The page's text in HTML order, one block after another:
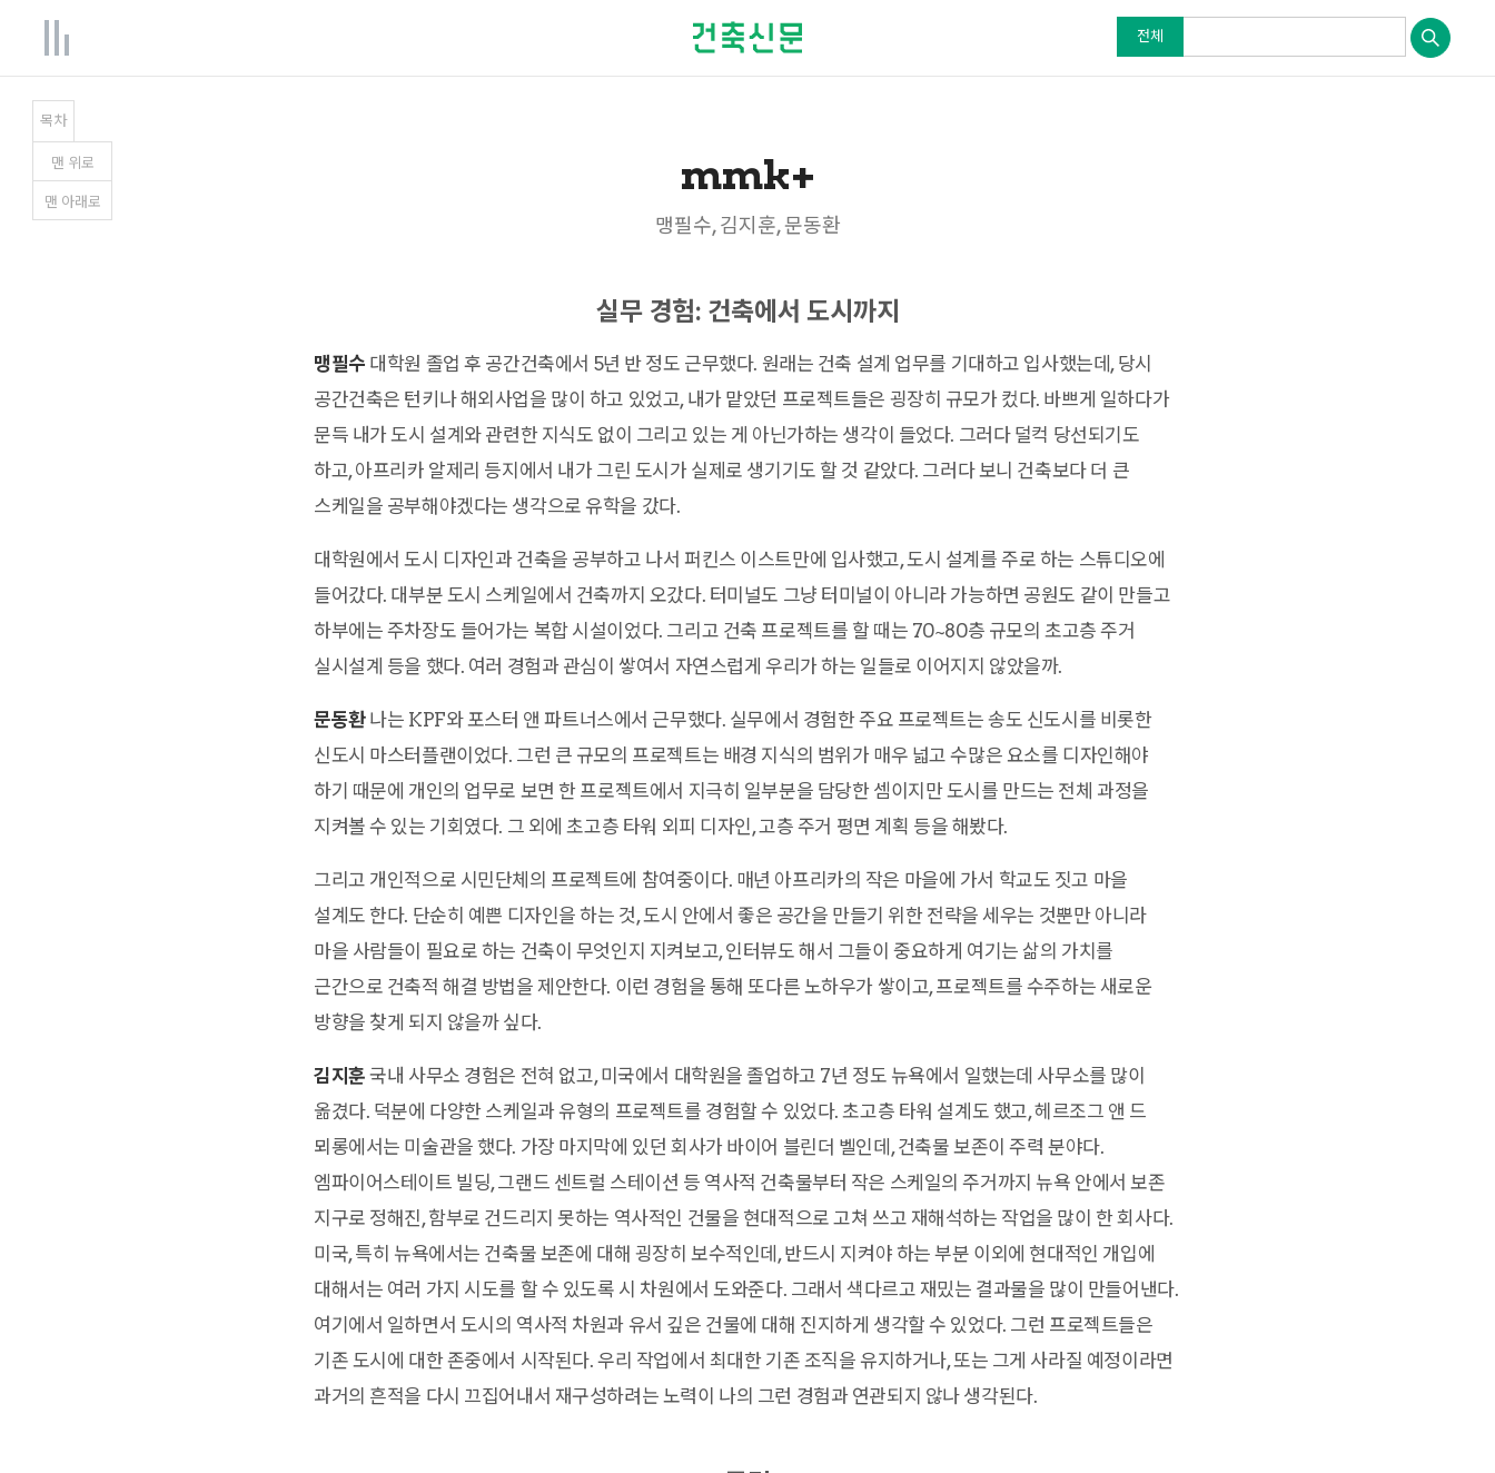
전체
목차
mmk+
맹필수, 김지훈, 문동환
실무 경험: 건축에서 도시까지
맹필수 대학원 졸업 후 공간건축에서 5년 반 정도 근무했다. 원래는 건축 설계 업무를 기대하고 입사했는데, 당시
공간건축은 턴키나 해외사업을 많이 하고 있었고, 내가 맡았던 프로젝트들은 굉장히 규모가 컸다. 바쁘게 일하다가
문득 내가 도시 설계와 관련한 지식도 없이 그리고 있는 게 아닌가하는 생각이 들었다. 그러다 덜컥 당선되기도
하고, 아프리카 알제리 등지에서 내가 그린 도시가 실제로 생기기도 할 것 같았다. 그러다 보니 건축보다 더 큰
스케일을 공부해야겠다는 생각으로 유학을 갔다.
대학원에서 도시 디자인과 건축을 공부하고 나서 퍼킨스 이스트만에 입사했고, 도시 설계를 주로 하는 스튜디오에
들어갔다. 대부분 도시 스케일에서 건축까지 오갔다. 터미널도 그냥 터미널이 아니라 가능하면 공원도 같이 만들고
하부에는 주차장도 들어가는 복합 시설이었다. 그리고 건축 프로젝트를 할 때는 70~80층 규모의 초고층 주거
실시설계 등을 했다. 여러 경험과 관심이 쌓여서 자연스럽게 우리가 하는 일들로 이어지지 않았을까.
문동환나는 KPF와 포스터 앤 파트너스에서 근무했다. 실무에서 경험한 주요 프로젝트는 송도 신도시를 비롯한
신도시 마스터플랜이었다. 그런 큰 규모의 프로젝트는 배경 지식의 범위가 매우 넓고 수많은 요소를 디자인해야
하기 때문에 개인의 업무로 보면 한 프로젝트에서 지극히 일부분을 담당한 셈이지만 도시를 만드는 전체 과정을
지켜볼 수 있는 기회였다. 그 외에 초고층 타워 외피 디자인, 고층 주거 평면 계획 등을 해봤다.
그리고 개인적으로 시민단체의 프로젝트에 참여중이다. 매년 아프리카의 작은 마을에 가서 학교도 짓고 마을
설계도 한다. 단순히 예쁜 디자인을 하는 것, 도시 안에서 좋은 공간을 만들기 위한 전략을 세우는 것뿐만 아니라
마을 사람들이 필요로 하는 건축이 무엇인지 지켜보고, 인터뷰도 해서 그들이 중요하게 여기는 삶의 가치를
근간으로 건축적 해결 방법을 제안한다. 이런 경험을 통해 또다른 노하우가 쌓이고, 프로젝트를 수주하는 새로운
방향을 찾게 되지 않을까 싶다.
김지훈 국내 사무소 경험은 전혀 없고, 미국에서 대학원을 졸업하고 7년 정도 뉴욕에서 일했는데 사무소를 많이
옮겼다. 덕분에 다양한 스케일과 유형의 프로젝트를 경험할 수 있었다. 초고층 타워 설계도 했고, 헤르조그 앤 드
뫼롱에서는 미술관을 했다. 가장 마지막에 있던 회사가 바이어 블린더 벨인데, 건축물 보존이 주력 분야다.
엠파이어스테이트 빌딩, 그랜드 센트럴 스테이션 등 역사적 건축물부터 작은 스케일의 주거까지 뉴욕 안에서 보존
지구로 정해진, 함부로 건드리지 못하는 역사적인 건물을 현대적으로 고쳐 쓰고 재해석하는 작업을 많이 한 회사다.
미국, 특히 뉴욕에서는 건축물 보존에 대해 굉장히 보수적인데, 반드시 지켜야 하는 부분 이외에 현대적인 개입에
대해서는 여러 가지 시도를 할 수 있도록 시 차원에서 도와준다. 그래서 색다르고 재밌는 결과물을 많이 만들어낸다.
여기에서 일하면서 도시의 역사적 차원과 유서 깊은 건물에 대해 진지하게 생각할 수 있었다. 그런 프로젝트들은
기존 도시에 대한 존중에서 시작된다. 우리 작업에서 최대한 기존 조직을 유지하거나, 또는 그게 사라질 예정이라면
과거의 흔적을 다시 끄집어내서 재구성하려는 노력이 나의 그런 경험과 연관되지 않나 생각된다.
맨 위 로
맨 아래로